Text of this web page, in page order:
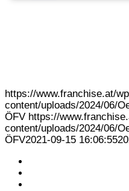
https://www.franchise.at/
content/uploads/2024/06/
ÖFV https://
content/uploads/2024/06/
ÖFV2021-09-15 16:06:55